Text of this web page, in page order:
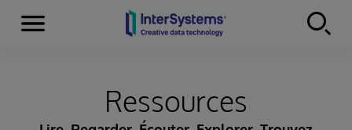
Skip to content
Menu
Ressources